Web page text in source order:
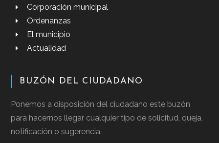
Corporación municipal
Ordenanzas
El municipio
Actualidad
BUZÓN DEL CIUDADANO
Ponemos a disposición del ciudadano este buzón
para hacernos llegar cualquier tipo de solicitud, queja,
notificación o sugerencia.